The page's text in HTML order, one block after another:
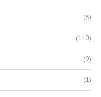
(8)
(110)
(9)
(1)